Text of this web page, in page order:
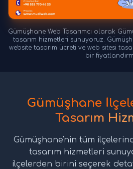
Gümüşhane Web Tasarımcı olarak
tasarım hizmetleri sunuyoruz.
website tasarım ücreti ve web sitesi
bir
Gümüşhane
Tasarım
Gümüşhane'nin tüm
tasarım hizmetleri
ilçelerden birini seçerek